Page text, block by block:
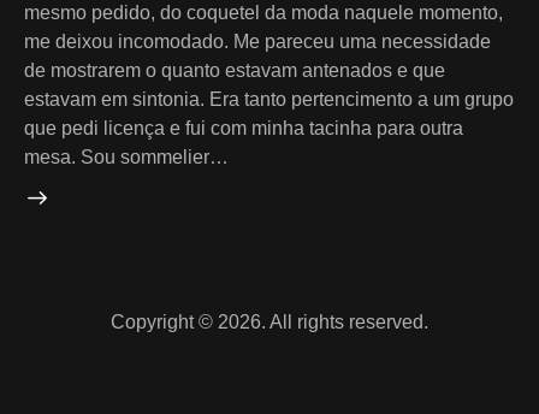
mesmo pedido, do coquetel da moda naquele momento,
me deixou incomodado. Me pareceu uma necessidade
de mostrarem o quanto estavam antenados e que
estavam em sintonia. Era tanto pertencimento a um grupo
que pedi licença e fui com minha tacinha para outra
mesa. Sou sommelier…
Copyright © 2026. All rights reserved.